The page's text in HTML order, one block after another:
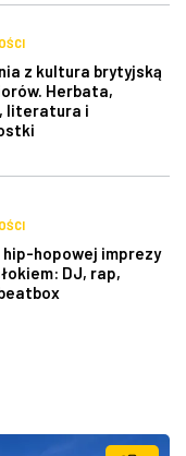
z kultura brytyjską
Herbata,
literatura i
hip-hopowej imprezy
DJ, rap,